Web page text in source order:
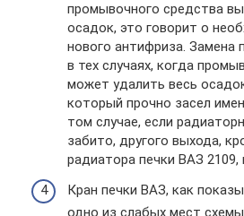
промывочного средства
осадок, это говорит о
нового антифриза. Замена
в тех случаях, когда
может удалить весь
который прочно засел
том случае, если
забито, другого выхода,
радиатора печки ВАЗ 2109,
Кран печки ВАЗ, как
одно из слабых мест